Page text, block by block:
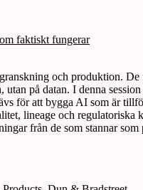
faktiskt fungerar
och produktion. De
på datan. I denna
för att bygga AI som är
lineage och regulatoriska
från de som stannar som